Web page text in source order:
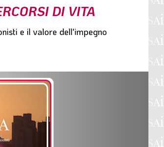
DI VITA
e il valore dell'impegno